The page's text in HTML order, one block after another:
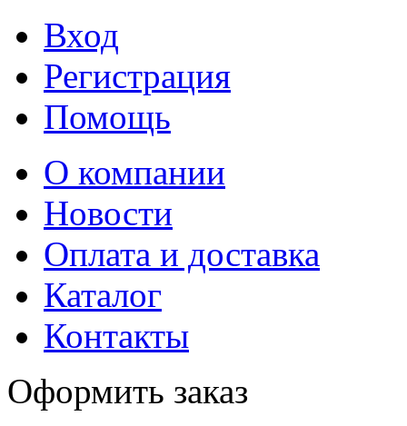
Вход
Регистрация
Помощь
О компании
Новости
Оплата и доставка
Каталог
Контакты
Оформить заказ